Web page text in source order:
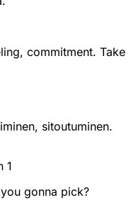
commitment. Take
sitoutuminen.
1
gonna pick?